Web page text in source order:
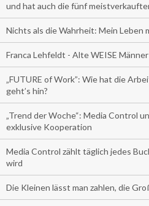
und hat auch die fünf
Nichts als die Wahrheit: Mein Leben
Franca Lehfeldt - Alte WEISE Männer
„FUTURE of Work”: Wie hat die
geht’s hin?
„Trend der Woche“: Media Control
exklusive Kooperation
Media Control zählt täglich jedes
wird
Die Kleinen lässt man zahlen, die